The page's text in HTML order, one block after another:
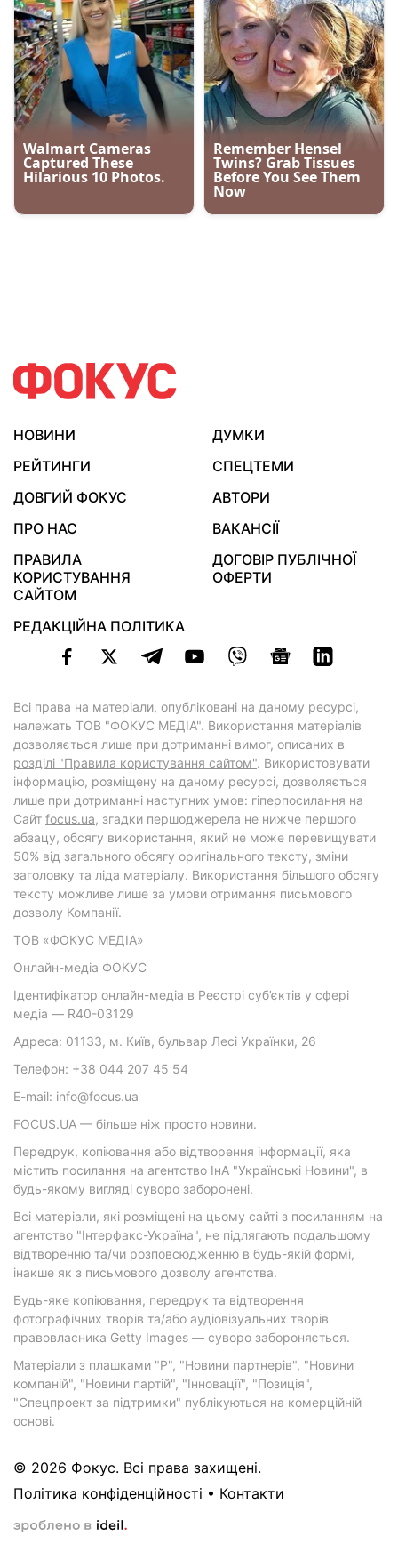
НОВИНИ
ДУМКИ
РЕЙТИНГИ
СПЕЦТЕМИ
ДОВГИЙ ФОКУС
АВТОРИ
ПРО НАС
ВАКАНСІЇ
ПРАВИЛА
КОРИСТУВАННЯ
САЙТОМ
ДОГОВІР ПУБЛІЧНОЇ
ОФЕРТИ
РЕДАКЦІЙНА ПОЛІТИКА
Всі права на матеріали, опубліковані на даному ресурсі,
належать ТОВ "ФОКУС МЕДІА". Використання матеріалів
дозволяється лише при дотриманні вимог, описаних в
розділі "Правила користування сайтом". Використовувати
інформацію, розміщену на даному ресурсі, дозволяється
лише при дотриманні наступних умов: гіперпосилання на
Cайт focus.ua, згадки першоджерела не нижче першого
абзацу, обсягу використання, який не може перевищувати
50% від загального обсягу оригінального тексту, зміни
заголовку та ліда матеріалу. Використання більшого обсягу
тексту можливе лише за умови отримання письмового
дозволу Компанії.
ТОВ «ФОКУС МЕДІА»
Онлайн-медіа ФОКУС
Ідентифікатор онлайн-медіа в Реєстрі суб’єктів у сфері
медіа — R40-03129
Адреса: 01133, м. Київ, бульвар Лесі Українки, 26
Телефон: +38 044 207 45 54
E-mail: info@focus.ua
FOCUS.UA — більше ніж просто новини.
Передрук, копіювання або відтворення інформації, яка
містить посилання на агентство ІнА "Українські Новини", в
будь-якому вигляді суворо заборонені.
Всі матеріали, які розміщені на цьому сайті з посиланням на
агентство "Інтерфакс-Україна", не підлягають подальшому
відтворенню та/чи розповсюдженню в будь-якій формі,
інакше як з письмового дозволу агентства.
Будь-яке копіювання, передрук та відтворення
фотографічних творів та/або аудіовізуальних творів
правовласника Getty Images — суворо забороняється.
Матеріали з плашками "Р", "Новини партнерів", "Новини
компаній", "Новини партій", "Інновації", "Позиція",
"Спецпроект за підтримки" публікуються на комерційній
основі.
© 2026 Фокус. Всі права захищені.
Політика конфіденційності • Контакти